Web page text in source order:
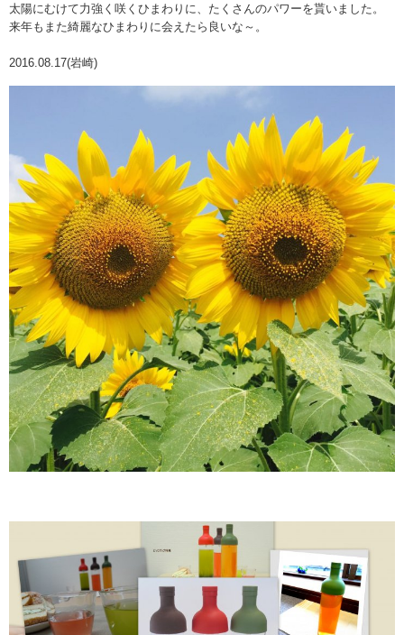
太陽にむけて力強く咲くひまわりに、たくさんのパワーを貰いました。
来年もまた綺麗なひまわりに会えたら良いな～。
2016.08.17(岩崎)